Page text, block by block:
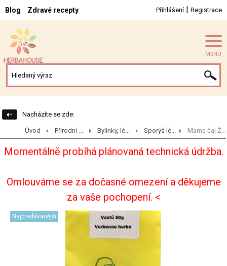
Blog Zdravé recepty Přihlášení| Registrace
MENU
Nacházíte se zde:
Úvod Přírodní ... Bylinky, lé... Sporýš lé... Mama čaj Ž...
Momentálně probíhá plánovaná technická údržba.
Omlouváme se za dočasné omezení a děkujeme
za vaše pochopení. <
Najpredávanější